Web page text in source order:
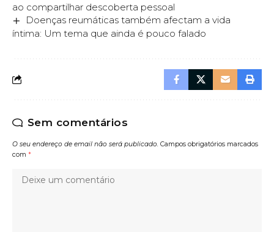
ao compartilhar descoberta pessoal
Doenças reumáticas também afectam a vida
íntima: Um tema que ainda é pouco falado
Sem comentários
O seu endereço de email não será publicado. Campos obrigatórios marcados
com *